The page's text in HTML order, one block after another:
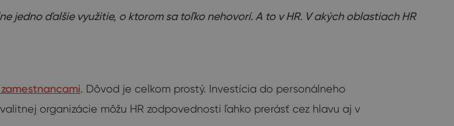
jedno ďalšie využitie, o ktorom sa toľko nehovorí. A to v HR. V akých oblastiach HR
. Dôvod je celkom prostý. Investícia do personálneho
organizácie môžu HR zodpovednosti ľahko prerásť cez hlavu aj v